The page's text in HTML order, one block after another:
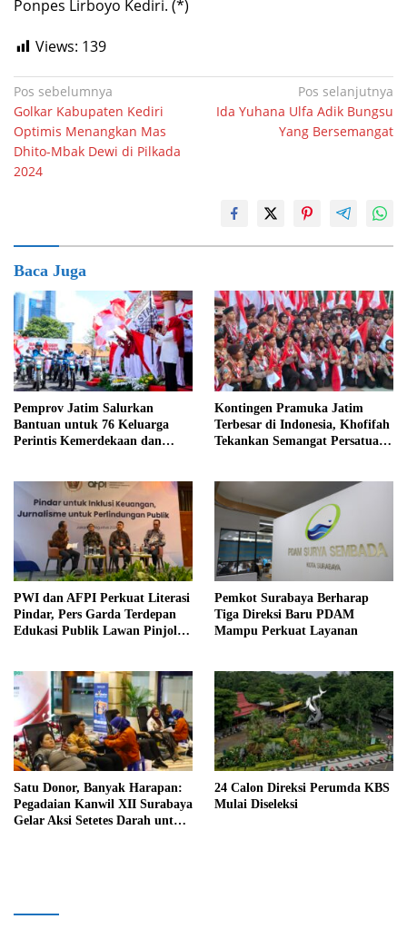
Ponpes Lirboyo Kediri. (*)
Views: 139
Navigasi
pos
Pos sebelumnya
Golkar Kabupaten Kediri
Optimis Menangkan Mas
Dhito-Mbak Dewi di Pilkada
2024
Pos selanjutnya
Ida Yuhana Ulfa Adik Bungsu
Yang Bersemangat
Baca Juga
Pemprov Jatim Salurkan
Bantuan untuk 76 Keluarga
Perintis Kemerdekaan dan
Kontingen Pramuka Jatim
Terbesar di Indonesia, Khofifah
Tekankan Semangat Persatuan
PWI dan AFPI Perkuat Literasi
Pindar, Pers Garda Terdepan
Edukasi Publik Lawan Pinjol
Pemkot Surabaya Berharap
Tiga Direksi Baru PDAM
Mampu Perkuat Layanan
Satu Donor, Banyak Harapan:
Pegadaian Kanwil XII Surabaya
Gelar Aksi Setetes Darah untuk
24 Calon Direksi Perumda KBS
Mulai Diseleksi